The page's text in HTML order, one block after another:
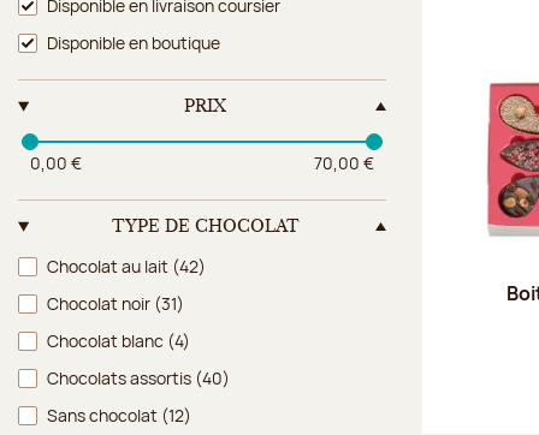
Disponible en livraison coursier
Disponible en boutique
PRIX
0,00 € 70,00 €
TYPE DE CHOCOLAT
Type de chocolat
Chocolat au lait (42)
Chocolat noir (31)
Chocolat blanc (4)
Chocolats assortis (40)
Sans chocolat (12)